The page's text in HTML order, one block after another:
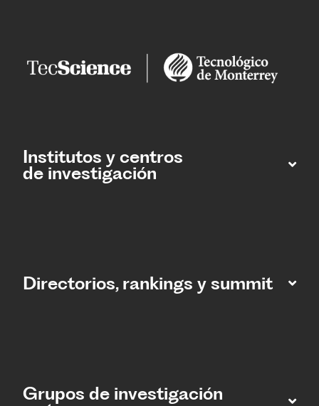
Institutos y centros
de investigación
Directorios, rankings y summit
Grupos de investigación